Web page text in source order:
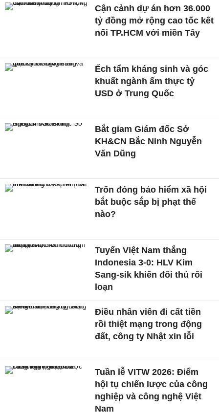
Cận cảnh dự án hơn 36.000
tỷ đồng mở rộng cao tốc kết
nối TP.HCM với miền Tây
Ếch tẩm kháng sinh và góc
khuất ngành ẩm thực tỷ
USD ở Trung Quốc
Bắt giam Giám đốc Sở
KH&CN Bắc Ninh Nguyễn
Văn Dũng
Trốn đóng bảo hiểm xã hội
bắt buộc sắp bị phạt thế
nào?
Tuyển Việt Nam thắng
Indonesia 3-0: HLV Kim
Sang-sik khiến đối thủ rối
loạn
Điều nhân viên đi cất tiền
rồi thiệt mạng trong động
đất, công ty Nhật xin lỗi
Tuần lễ VITW 2026: Điểm
hội tụ chiến lược của công
nghiệp và công nghệ Việt
Nam